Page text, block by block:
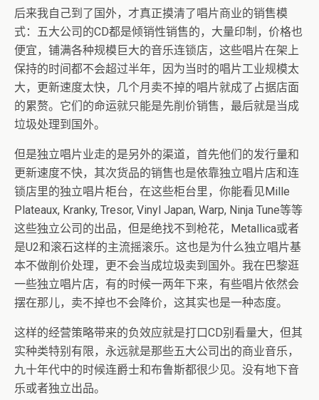
后来我自己到了国外，才真正摸清了唱片商业的销售模
式：五大公司的CD都是倾销性销售的，大量印制，价格也
便宜，铺满各种规模巨大的音乐连锁店，这些唱片在架上
保持的时间都不会超过半年，因为当时的唱片工业规模太
大，更新速度太快，几个月卖不掉的唱片就成了占据店面
的累赘。它们的命运就只能是先削价销售，最后就是当成
垃圾处理到国外。
但是独立唱片业走的是另外的渠道，首先他们的发行量和
更新速度不快，其次货品的销售也是依靠独立唱片店和连
锁店里的独立唱片柜台，在这些柜台里，你能看见Mille
Plateaux, Kranky, Tresor, Vinyl Japan, Warp, Ninja Tune等等
这些独立公司的出品，但是绝找不到枪花，Metallica或者
是U2和滚石这样的主流摇滚乐。这也是为什么独立唱片基
本不做削价处理，更不会当成垃圾卖到国外。我在巴黎逛
一些独立唱片店，有的时候一两年下来，有些唱片依然会
摆在那儿，卖不掉也不会降价，这其实也是一种态度。
这样的经营策略带来的负效应就是打口CD别看量大，但其
实种类特别有限，永远就是那些五大公司出的商业音乐，
九十年代中的时候连爵士和布鲁斯都很少见。没有地下音
乐或者独立出品。